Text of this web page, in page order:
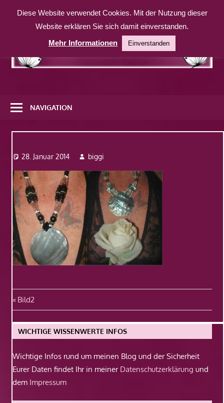
Inhalt
weitere
Website
NAVIGATION
28. Januar 2014 biggi
Beitragsnavigation
Vorheriger
Beitrag:
Bild2
WICHTIGE WISSENWERTE INFOS
Wichtige Infos rund um meinen Blog und der Sicherheit
Eurer Daten findet Ihr in meiner Datenschutzerklärung und
dem Impressum
Diese Website verwendet Cookies. Mit der Nutzung dieser
Website erklären Sie sich damit einverstanden.
Mehr Informationen
Einverstanden